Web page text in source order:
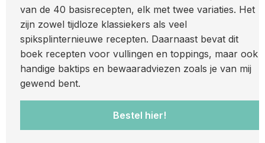
van de 40 basisrecepten, elk met twee variaties. Het
zijn zowel tijdloze klassiekers als veel
spiksplinternieuwe recepten. Daarnaast bevat dit
boek recepten voor vullingen en toppings, maar ook
handige baktips en bewaaradviezen zoals je van mij
gewend bent.
Bestel hier!